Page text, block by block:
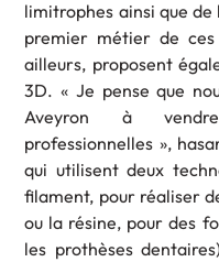
limitrophes ainsi que de
premier métier de
ailleurs, proposent
3D. « Je pense que
Aveyron à
professionnelles »,
qui utilisent deux
filament, pour réaliser
ou la résine, pour des
les prothèses